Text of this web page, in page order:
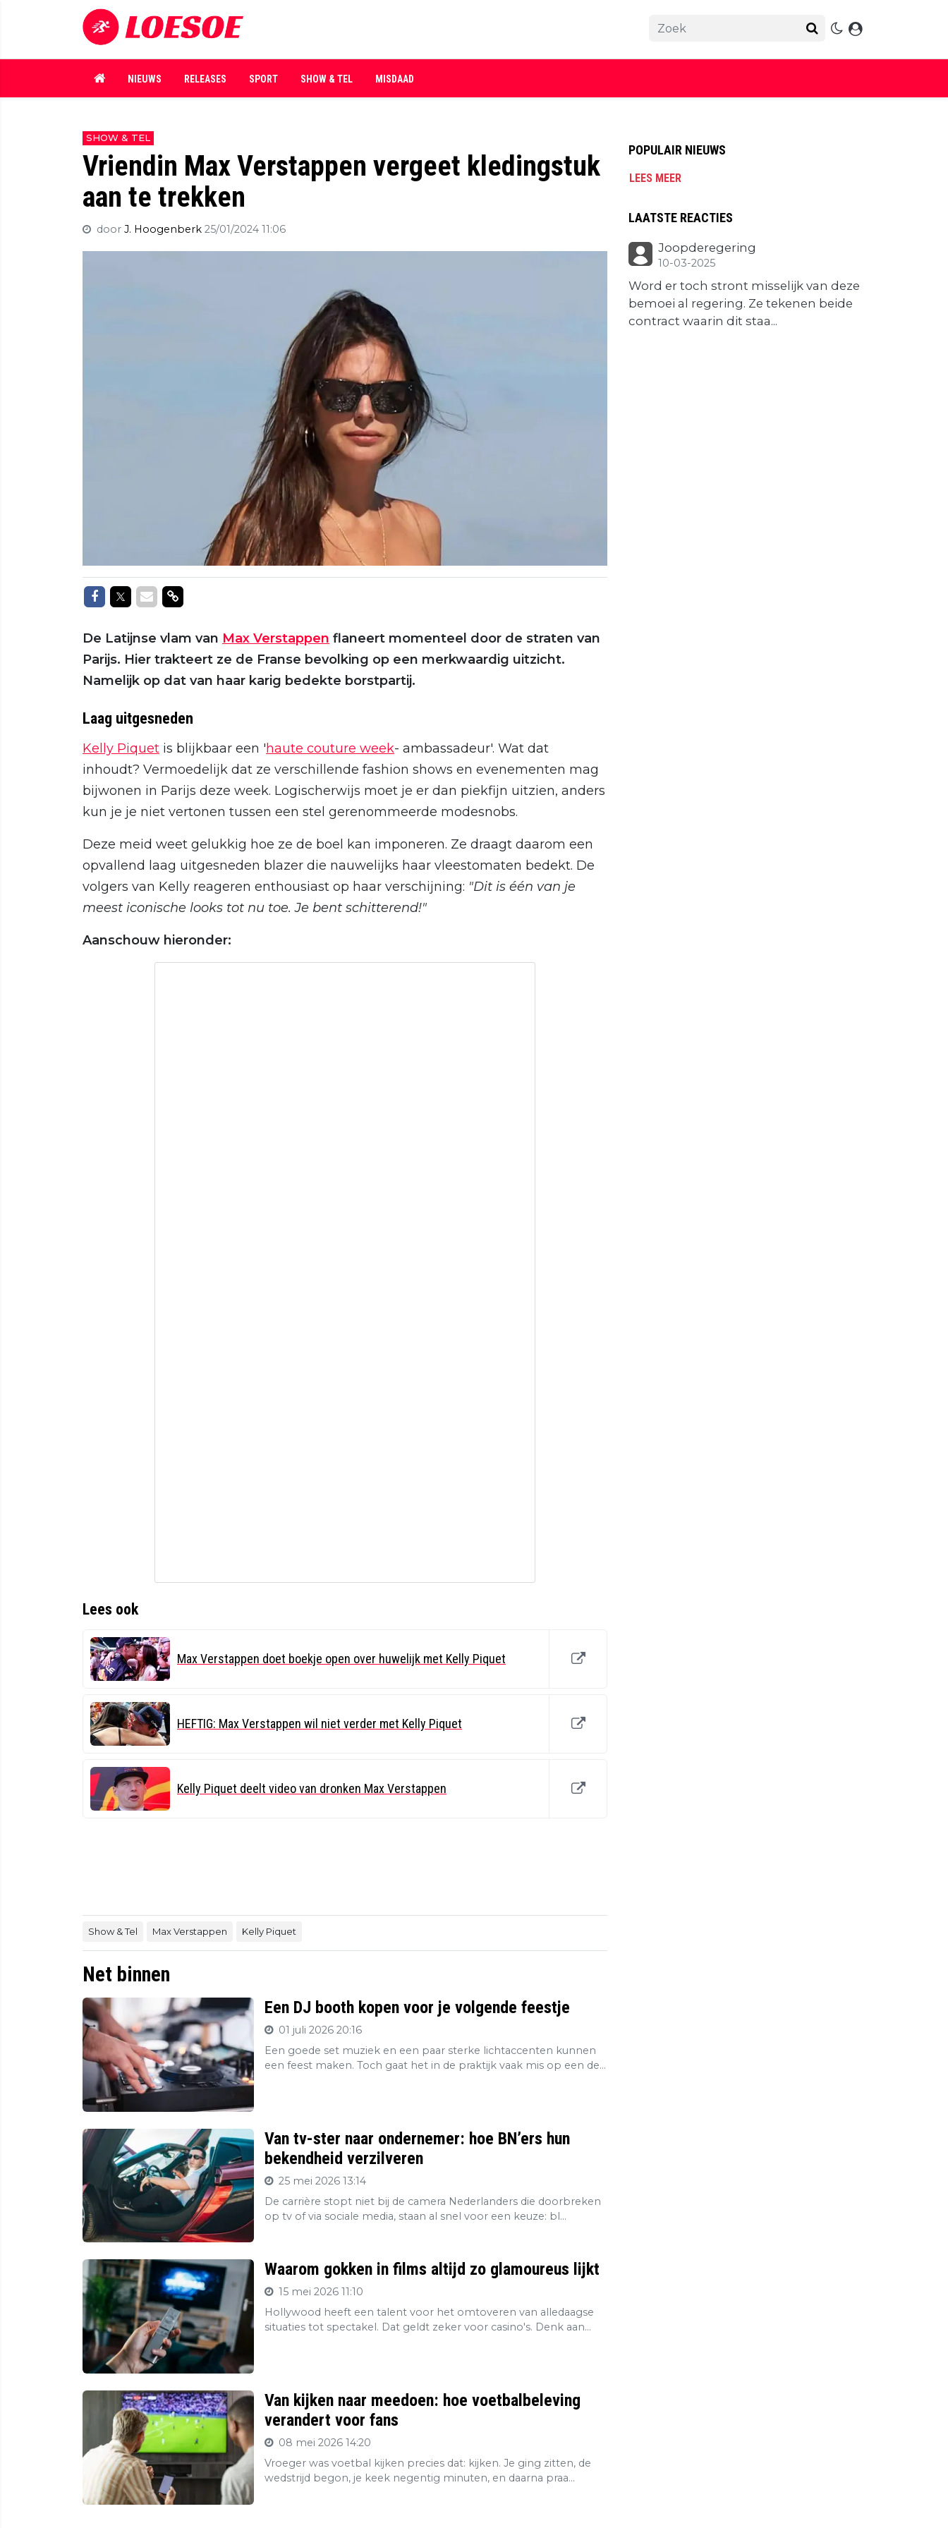
NIEUWS RELEASES SPORT SHOW & TEL MISDAAD
SHOW & TEL
Vriendin Max Verstappen vergeet kledingstuk
aan te trekken
door J. Hoogenberk 25/01/2024 11:06
Delen op Facebook
Delen op Twitter
Delen via Mail
Delen via link
De Latijnse vlam van Max Verstappen flaneert momenteel door de straten van
Parijs. Hier trakteert ze de Franse bevolking op een merkwaardig uitzicht.
Namelijk op dat van haar karig bedekte borstpartij.
Laag uitgesneden
Kelly Piquet is blijkbaar een 'haute couture week- ambassadeur'. Wat dat
inhoudt? Vermoedelijk dat ze verschillende fashion shows en evenementen mag
bijwonen in Parijs deze week. Logischerwijs moet je er dan piekfijn uitzien, anders
kun je je niet vertonen tussen een stel gerenommeerde modesnobs.
Deze meid weet gelukkig hoe ze de boel kan imponeren. Ze draagt daarom een
opvallend laag uitgesneden blazer die nauwelijks haar vleestomaten bedekt. De
volgers van Kelly reageren enthousiast op haar verschijning: "Dit is één van je
meest iconische looks tot nu toe. Je bent schitterend!"
Aanschouw hieronder:
Lees ook
Max Verstappen doet boekje open over huwelijk met Kelly Piquet
HEFTIG: Max Verstappen wil niet verder met Kelly Piquet
Kelly Piquet deelt video van dronken Max Verstappen
Show & Tel Max Verstappen Kelly Piquet
Net binnen
Een DJ booth kopen voor je volgende feestje
01 juli 2026 20:16
Een goede set muziek en een paar sterke lichtaccenten kunnen
een feest maken. Toch gaat het in de praktijk vaak mis op een de...
Van tv-ster naar ondernemer: hoe BN’ers hun
bekendheid verzilveren
25 mei 2026 13:14
De carrière stopt niet bij de camera Nederlanders die doorbreken
op tv of via sociale media, staan al snel voor een keuze: bl...
Waarom gokken in films altijd zo glamoureus lijkt
15 mei 2026 11:10
Hollywood heeft een talent voor het omtoveren van alledaagse
situaties tot spectakel. Dat geldt zeker voor casino's. Denk aan...
Van kijken naar meedoen: hoe voetbalbeleving
verandert voor fans
08 mei 2026 14:20
Vroeger was voetbal kijken precies dat: kijken. Je ging zitten, de
wedstrijd begon, je keek negentig minuten, en daarna praa...
POPULAIR NIEUWS
LEES MEER
LAATSTE REACTIES
Joopderegering
10-03-2025
Word er toch stront misselijk van deze
bemoei al regering. Ze tekenen beide
contract waarin dit staa...